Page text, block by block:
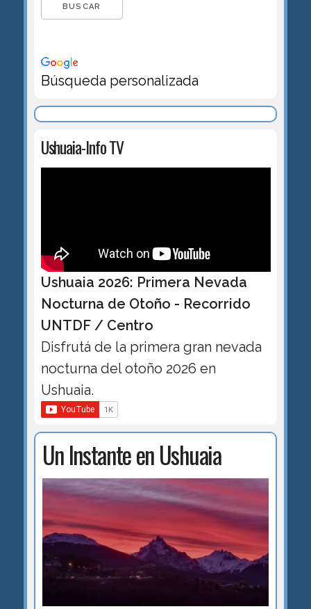
Búsqueda personalizada
Ushuaia-Info TV
Ushuaia 2026: Primera Nevada
Nocturna de Otoño - Recorrido
UNTDF / Centro
Disfrutá de la primera gran nevada
nocturna del otoño 2026 en
Ushuaia.
Un Instante en Ushuaia